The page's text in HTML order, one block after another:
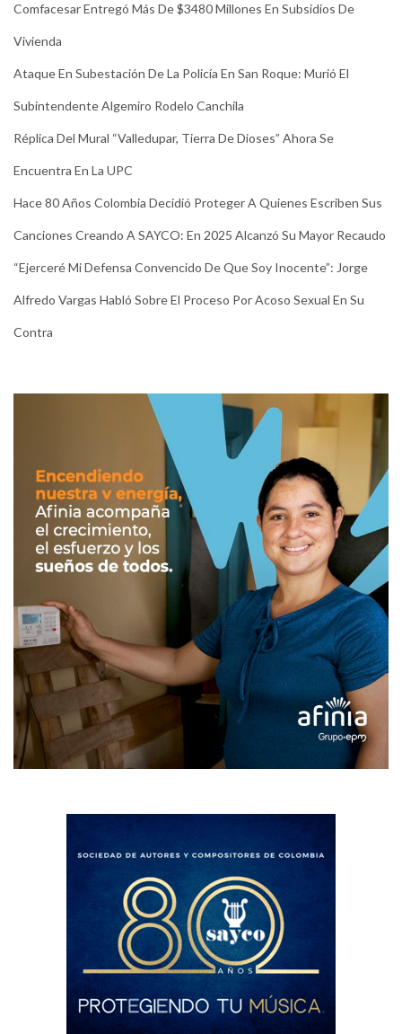
Comfacesar Entregó Más De $3480 Millones En Subsidios De
Vivienda
Ataque En Subestación De La Policía En San Roque: Murió El
Subintendente Algemiro Rodelo Canchila
Réplica Del Mural “Valledupar, Tierra De Dioses” Ahora Se
Encuentra En La UPC
Hace 80 Años Colombia Decidió Proteger A Quienes Escriben Sus
Canciones Creando A SAYCO: En 2025 Alcanzó Su Mayor Recaudo
“Ejerceré Mi Defensa Convencido De Que Soy Inocente”: Jorge
Alfredo Vargas Habló Sobre El Proceso Por Acoso Sexual En Su
Contra